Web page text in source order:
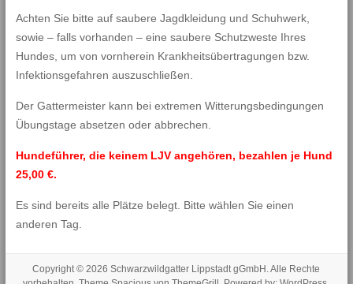
Achten Sie bitte auf saubere Jagdkleidung und Schuhwerk,
sowie – falls vorhanden – eine saubere Schutzweste Ihres
Hundes, um von vornherein Krankheitsübertragungen bzw.
Infektionsgefahren auszuschließen.
Der Gattermeister kann bei extremen Witterungsbedingungen
Übungstage absetzen oder abbrechen.
Hundeführer, die keinem LJV angehören, bezahlen je Hund
25,00 €.
Es sind bereits alle Plätze belegt. Bitte wählen Sie einen
anderen Tag.
Copyright © 2026Schwarzwildgatter Lippstadt gGmbH . Alle Rechte